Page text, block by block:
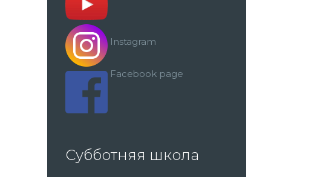
Instagram
Facebook page
Субботняя школа